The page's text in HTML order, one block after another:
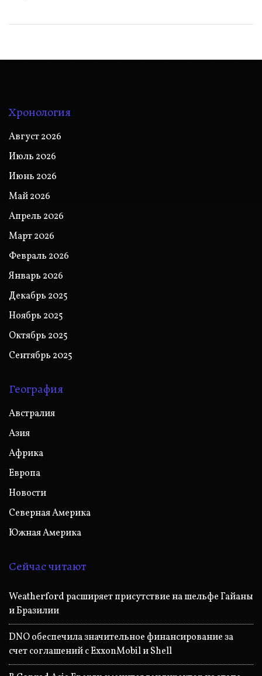
Хронология
Август 2026
Июль 2026
Июнь 2026
Май 2026
Апрель 2026
Март 2026
Февраль 2026
Январь 2026
Декабрь 2025
Ноябрь 2025
Октябрь 2025
Сентябрь 2025
География
Австралия
Азия
Африка
Европа
Новости
Северная Америка
Южная Америка
Сейчас читают
Weatherford расширяет присутствие на шельфе Гайаны
и Бразилии
DNO обеспечила значительное финансирование за
счет соглашений с ExxonMobil и Shell